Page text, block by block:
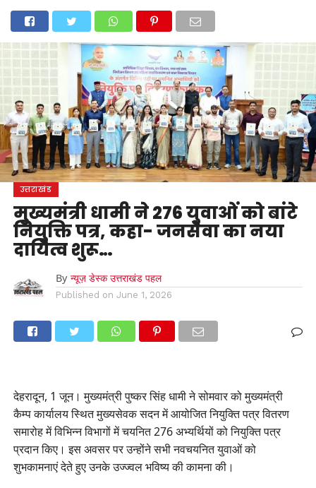
उत्तराखंड अल्मोड़ाउत्तरकाशीउधम सिंह नगरचंपावतचमोलीटिहरी गढ़वाल
देहरादून नैनीताल पिथौरागढ़ पौड़ी गढ़वालबागेश्वररुद्रप्रयाग
मनोरंजन
उत्तराखंड
मुख्यमंत्री धामी ने 276 युवाओं को बांटे
नियुक्ति पत्र, कहा- जनसेवा का नया
दायित्व शुरू…
By न्यूज़ डेस्क उत्तराखंड पहल
Published on June 1, 2026
देहरादून, 1 जून। मुख्यमंत्री पुष्कर सिंह धामी ने सोमवार को मुख्यमंत्री
कैम्प कार्यालय स्थित मुख्यसेवक सदन में आयोजित नियुक्ति पत्र वितरण
समारोह में विभिन्न विभागों में चयनित 276 अभ्यर्थियों को नियुक्ति पत्र
प्रदान किए। इस अवसर पर उन्होंने सभी नवचयनित युवाओं को
शुभकामनाएं देते हुए उनके उज्ज्वल भविष्य की कामना की।